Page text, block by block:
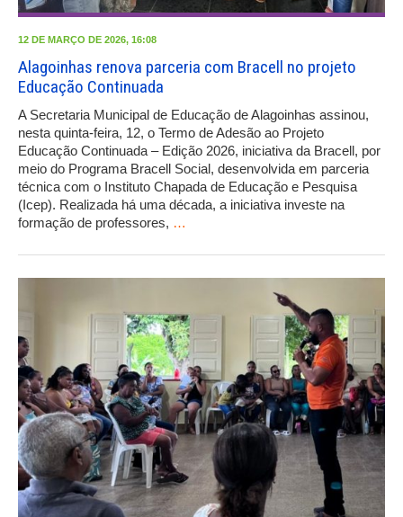
12 DE MARÇO DE 2026, 16:08
Alagoinhas renova parceria com Bracell no projeto
Educação Continuada
A Secretaria Municipal de Educação de Alagoinhas assinou,
nesta quinta-feira, 12, o Termo de Adesão ao Projeto
Educação Continuada – Edição 2026, iniciativa da Bracell, por
meio do Programa Bracell Social, desenvolvida em parceria
técnica com o Instituto Chapada de Educação e Pesquisa
(Icep). Realizada há uma década, a iniciativa investe na
formação de professores, …